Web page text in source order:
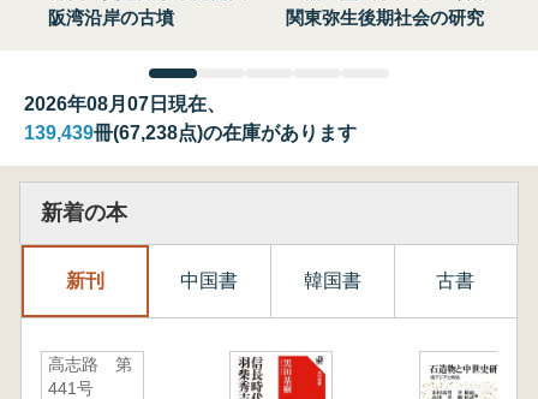
阪湾沿岸の古墳
関東弥生後期社会の研究
2026年08月07日現在、
139,439冊(67,238点)の在庫があります
新着の本
新刊 中国書 韓国書 古書
高志路 第
441号